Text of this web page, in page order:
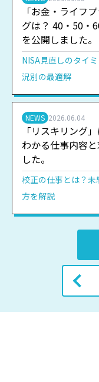
「お金・ライフ
グは？ 40・50・
を公開しました。
NISA見直しのタイ
況別の最適解
NEWS 2026.06.04
「リスキリング
わかる仕事内容
した。
校正の仕事とは？
方を解説